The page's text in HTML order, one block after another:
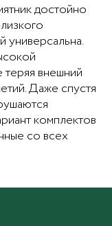
достойно
универсальна.
внешний
Даже спустя
комплектов
со всех